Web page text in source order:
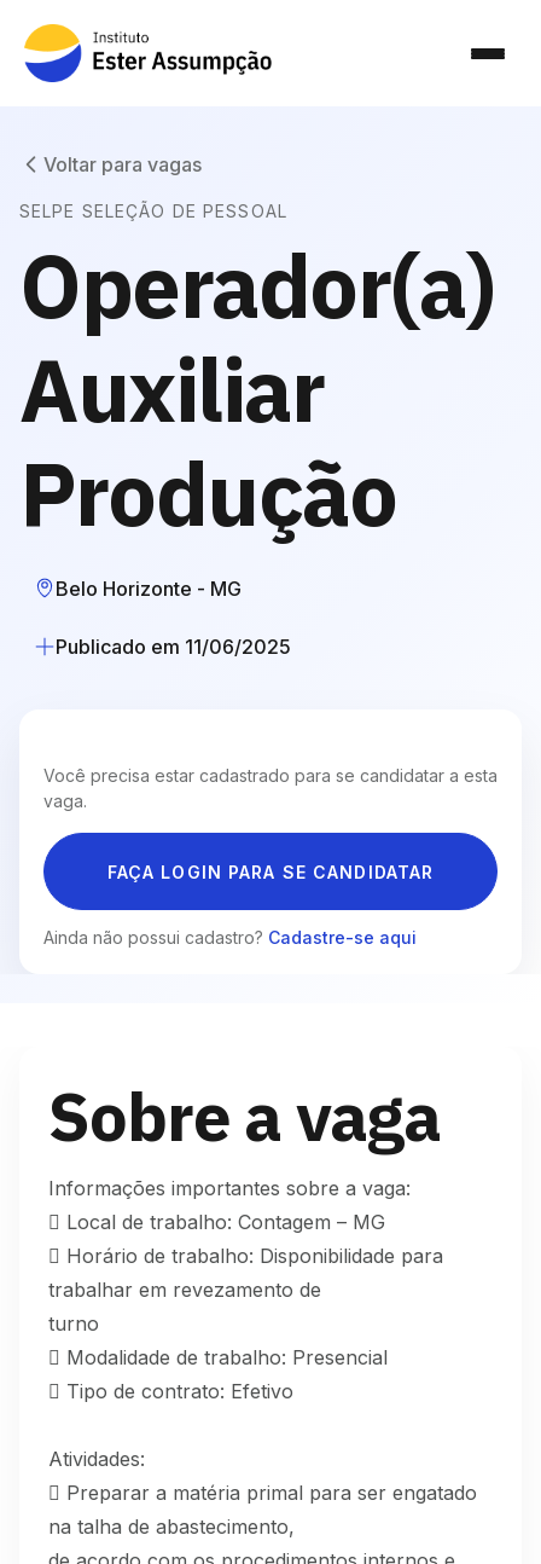
Voltar para vagas
SELPE SELEÇÃO DE PESSOAL
Operador(a)
Auxiliar
Produção
Belo Horizonte - MG
Publicado em 11/06/2025
Você precisa estar cadastrado para se candidatar a esta
vaga.
FAÇA LOGIN PARA SE CANDIDATAR
Ainda não possui cadastro? Cadastre-se aqui
Sobre a vaga
Informações importantes sobre a vaga:
 Local de trabalho: Contagem – MG
 Horário de trabalho: Disponibilidade para
trabalhar em revezamento de
turno
 Modalidade de trabalho: Presencial
 Tipo de contrato: Efetivo
Atividades:
 Preparar a matéria primal para ser engatado
na talha de abastecimento,